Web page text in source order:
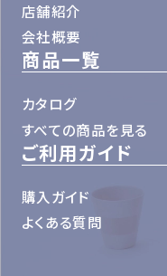
店舗紹介
会社概要
商品一覧
カタログ
すべての商品を見る
ご利用ガイド
購入ガイド
よくある質問